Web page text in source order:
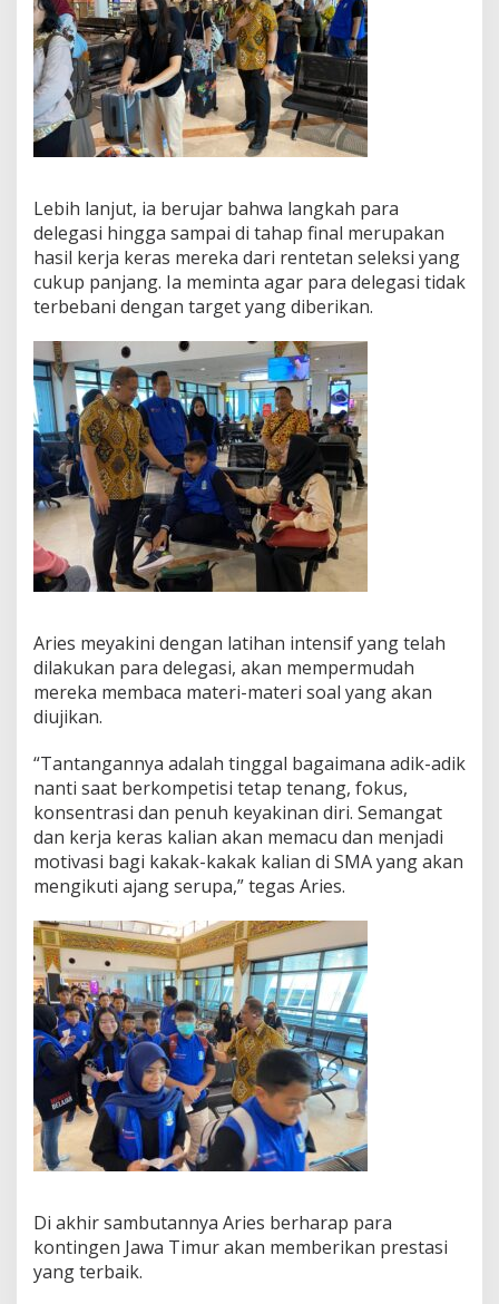
Lebih lanjut, ia berujar bahwa langkah para
delegasi hingga sampai di tahap final merupakan
hasil kerja keras mereka dari rentetan seleksi yang
cukup panjang. Ia meminta agar para delegasi tidak
terbebani dengan target yang diberikan.
Aries meyakini dengan latihan intensif yang telah
dilakukan para delegasi, akan mempermudah
mereka membaca materi-materi soal yang akan
diujikan.
“Tantangannya adalah tinggal bagaimana adik-adik
nanti saat berkompetisi tetap tenang, fokus,
konsentrasi dan penuh keyakinan diri. Semangat
dan kerja keras kalian akan memacu dan menjadi
motivasi bagi kakak-kakak kalian di SMA yang akan
mengikuti ajang serupa,” tegas Aries.
Di akhir sambutannya Aries berharap para
kontingen Jawa Timur akan memberikan prestasi
yang terbaik.